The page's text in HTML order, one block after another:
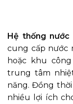
Hệ thống
cung cấp nước
hoặc khu
trung tâm
năng. Đồng
nhiều lợi ích